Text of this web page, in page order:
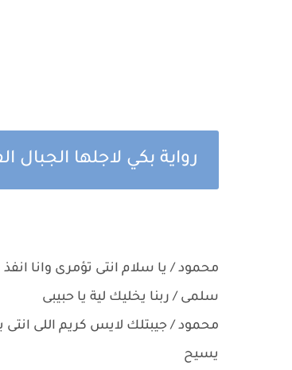
رواية بكي لاجلها الجبال
محمود / يا سلام انتى تؤمرى وانا انفذ
سلمى / ربنا يخليك لية يا حبيبى
محمود / جيبتلك لايس كريم اللى
يسيح